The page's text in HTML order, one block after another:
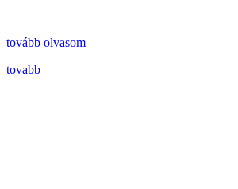
tovább olvasom
tovabb